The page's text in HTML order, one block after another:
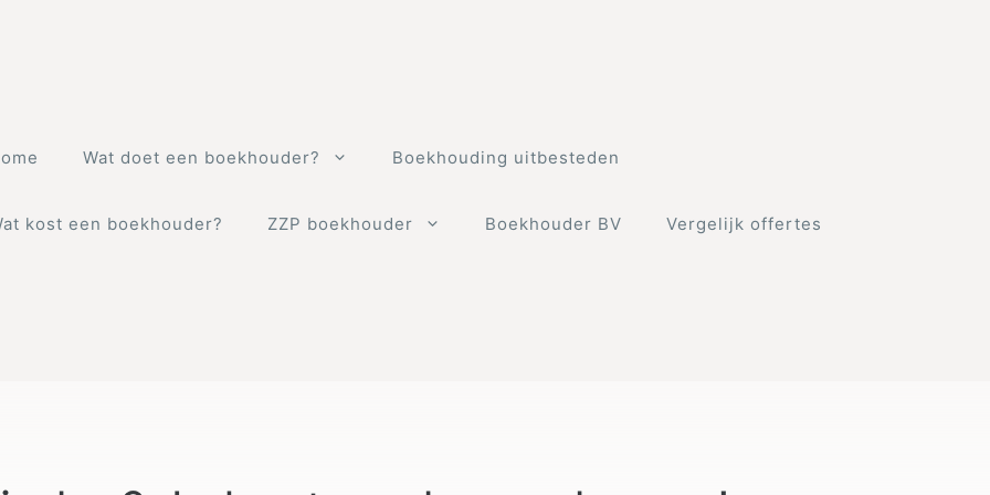
Wat doet een boekhouder? Boekhouding uitbesteden
kost een boekhouder? ZZP boekhouder Boekhouder BV Vergelijk offertes